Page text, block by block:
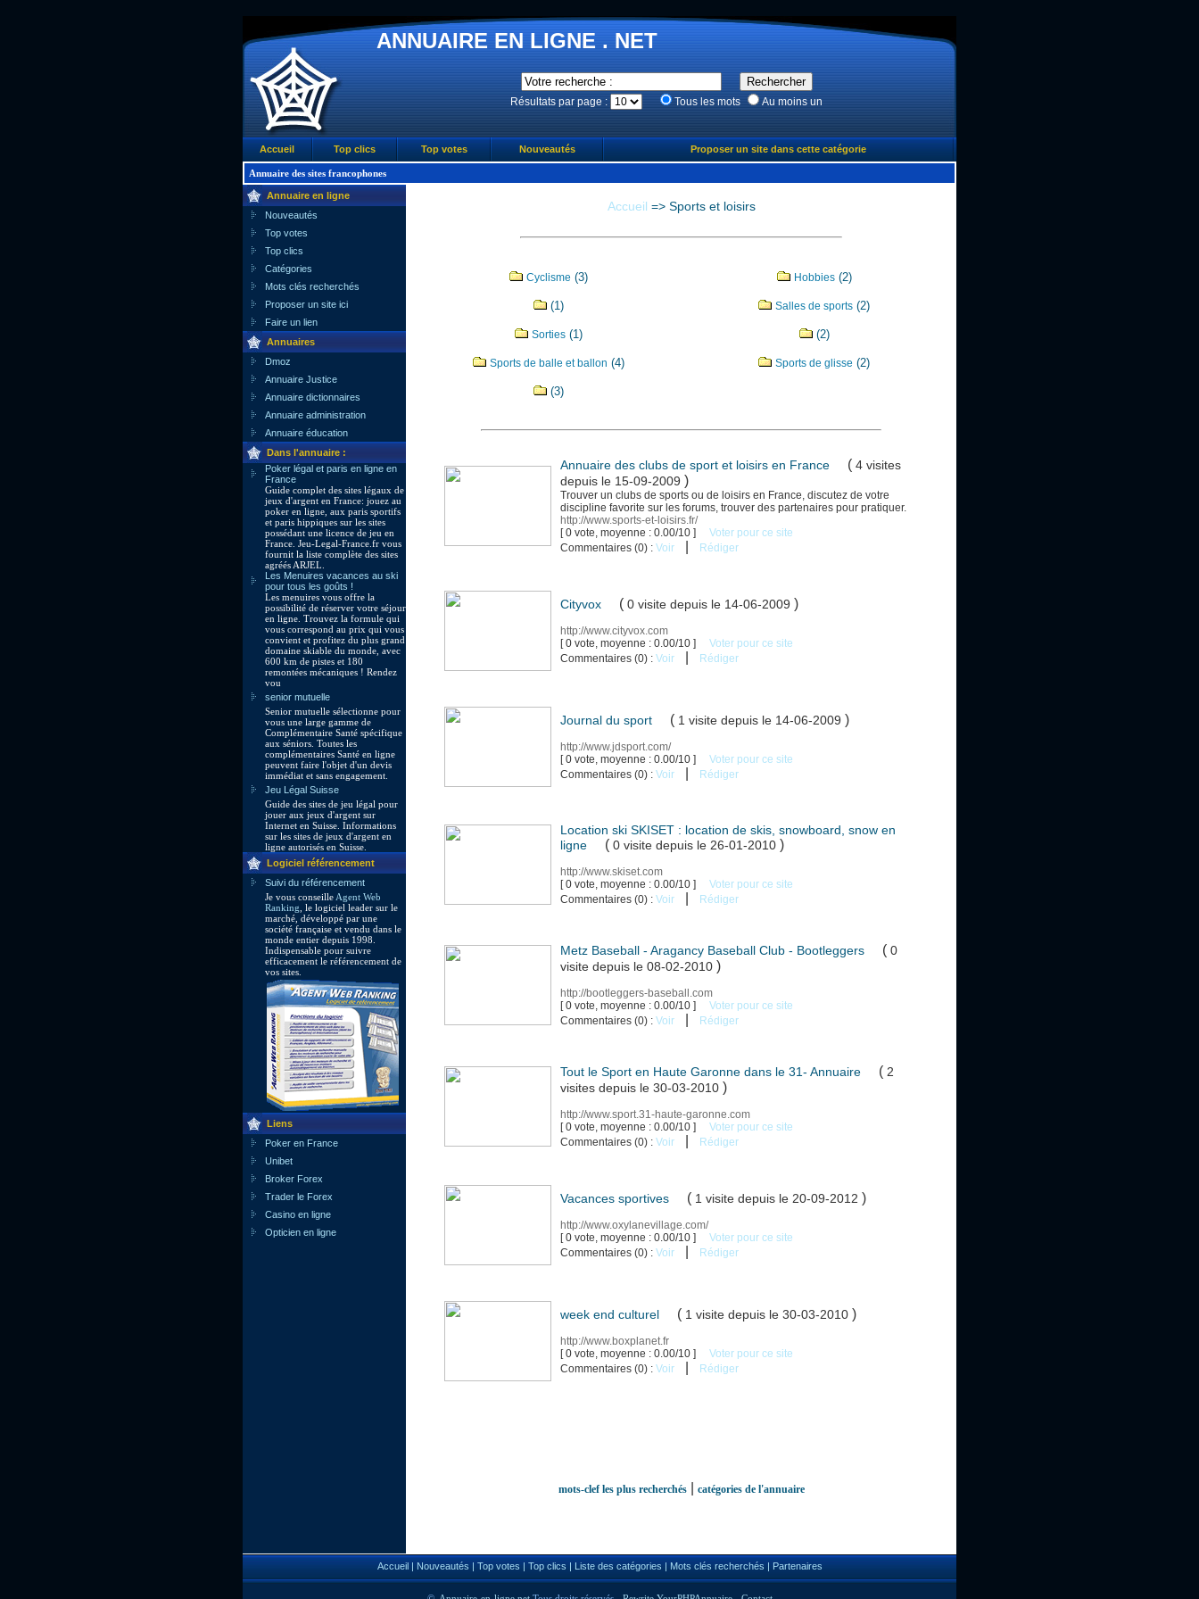
ANNUAIRE EN LIGNE . NET
Résultats par page : Tous les mots Au moins un
Accueil Top clics Top votes Nouveautés Proposer un site dans cette catégorie
Annuaire des sites francophones
Annuaire en ligne
Nouveautés
Top votes
Top clics
Catégories
Mots clés recherchés
Proposer un site ici
Faire un lien
Annuaires
Dmoz
Annuaire Justice
Annuaire dictionnaires
Annuaire administration
Annuaire éducation
Dans l'annuaire :
Poker légal et paris en ligne en
France
Guide complet des sites légaux de
jeux d'argent en France: jouez au
poker en ligne, aux paris sportifs
et paris hippiques sur les sites
possédant une licence de jeu en
France. Jeu-Legal-France.fr vous
fournit la liste complète des sites
agréés ARJEL.
Les Menuires vacances au ski
pour tous les goûts !
Les menuires vous offre la
possibilité de réserver votre séjour
en ligne. Trouvez la formule qui
vous correspond au prix qui vous
convient et profitez du plus grand
domaine skiable du monde, avec
600 km de pistes et 180
remontées mécaniques ! Rendez
vou
senior mutuelle
Senior mutuelle sélectionne pour
vous une large gamme de
Complémentaire Santé spécifique
aux séniors. Toutes les
complémentaires Santé en ligne
peuvent faire l'objet d'un devis
immédiat et sans engagement.
Jeu Légal Suisse
Guide des sites de jeu légal pour
jouer aux jeux d'argent sur
Internet en Suisse. Informations
sur les sites de jeux d'argent en
ligne autorisés en Suisse.
Logiciel référencement
Suivi du référencement
Je vous conseille Agent Web
Ranking , le logiciel leader sur le
marché, développé par une
société française et vendu dans le
monde entier depuis 1998.
Indispensable pour suivre
efficacement le référencement de
vos sites.
Liens
Poker en France
Unibet
Broker Forex
Trader le Forex
Casino en ligne
Opticien en ligne
Accueil => Sports et loisirs
Cyclisme (3) Hobbies (2)
(1) Salles de sports (2)
Sorties (1) (2)
Sports de balle et ballon (4) Sports de glisse (2)
(3)
Annuaire des clubs de sport et loisirs en France ( 4 visites
depuis le 15-09-2009 )
Trouver un clubs de sports ou de loisirs en France, discutez de votre
discipline favorite sur les forums, trouver des partenaires pour pratiquer.
http://www.sports-et-loisirs.fr/
[ 0 vote, moyenne : 0.00/10 ] Voter pour ce site
Commentaires (0) : Voir Rédiger
Cityvox ( 0 visite depuis le 14-06-2009 )
http://www.cityvox.com
[ 0 vote, moyenne : 0.00/10 ] Voter pour ce site
Commentaires (0) : Voir Rédiger
Journal du sport ( 1 visite depuis le 14-06-2009 )
http://www.jdsport.com/
[ 0 vote, moyenne : 0.00/10 ] Voter pour ce site
Commentaires (0) : Voir Rédiger
Location ski SKISET : location de skis, snowboard, snow en
ligne ( 0 visite depuis le 26-01-2010 )
http://www.skiset.com
[ 0 vote, moyenne : 0.00/10 ] Voter pour ce site
Commentaires (0) : Voir Rédiger
Metz Baseball - Aragancy Baseball Club - Bootleggers ( 0
visite depuis le 08-02-2010 )
http://bootleggers-baseball.com
[ 0 vote, moyenne : 0.00/10 ] Voter pour ce site
Commentaires (0) : Voir Rédiger
Tout le Sport en Haute Garonne dans le 31- Annuaire ( 2
visites depuis le 30-03-2010 )
http://www.sport.31-haute-garonne.com
[ 0 vote, moyenne : 0.00/10 ] Voter pour ce site
Commentaires (0) : Voir Rédiger
Vacances sportives ( 1 visite depuis le 20-09-2012 )
http://www.oxylanevillage.com/
[ 0 vote, moyenne : 0.00/10 ] Voter pour ce site
Commentaires (0) : Voir Rédiger
week end culturel ( 1 visite depuis le 30-03-2010 )
http://www.boxplanet.fr
[ 0 vote, moyenne : 0.00/10 ] Voter pour ce site
Commentaires (0) : Voir Rédiger
mots-clef les plus recherchés| catégories de l'annuaire
Accueil| Nouveautés | Top votes | Top clics | Liste des catégories | Mots clés recherchés | Partenaires